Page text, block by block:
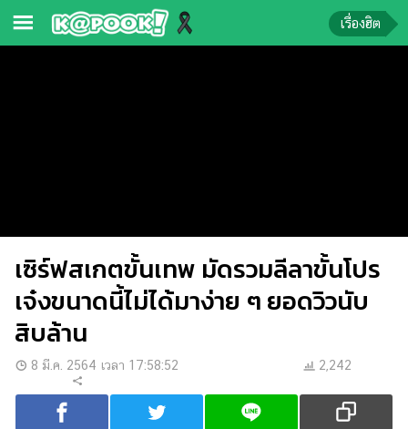
ตรวจ
หวย
บอล
สด
การ
เรื่องฮิต
เซิร์ฟสเกตขั้นเทพ มัดรวมลีลาขั้นโปร
เจ๋งขนาดนี้ไม่ได้มาง่าย ๆ ยอดวิวนับ
สิบล้าน
8 มี.ค. 2564 เวลา 17:58:52 2,242